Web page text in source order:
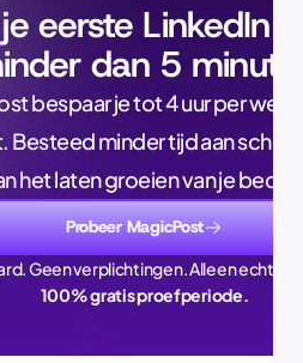
eerste LinkedIn
dan 5
bespaar je tot 4 uur per
Besteed minder tijd aan
het laten groeien van je
Probeer MagicPost
Geen verplichtingen. Alleen echte
100% gratis proefperiode.